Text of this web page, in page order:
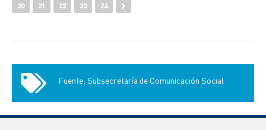
20
21 22 23 24
Fuente: Subsecretaría de Comunicación Social